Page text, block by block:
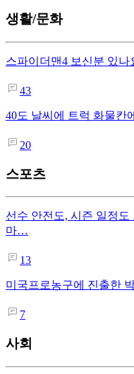
생활/문화
스파이더맨4 보신분 있나
43
40도 날씨에 트럭 화물칸
20
스포츠
선수 안전도, 시즌 일정도
마…
13
미국프로농구에 진출한
7
사회